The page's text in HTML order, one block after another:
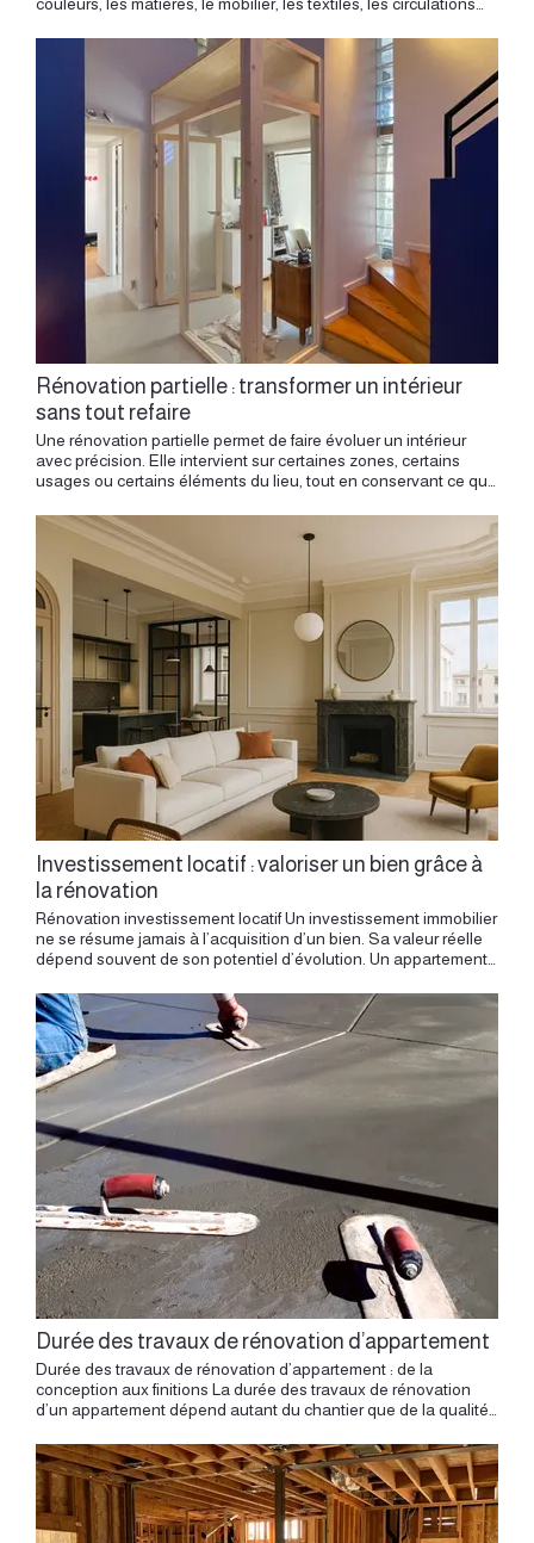
Rénovation partielle : transformer un intérieur
sans tout refaire
Une rénovation partielle permet de faire évoluer un intérieur avec précision. Elle intervient sur certaines zones, certains usages ou certains éléments du lieu, tout en conservant ce qui fonctionne déjà. Cette approche s’adresse aux appartements, maisons ou espaces professionnels qui possèdent une base intéressante, mais qui demandent une nouvelle lecture pour gagner en confort, en cohérence et en identité. En architecture intérieure, la rénovation partielle commence par une observation attentive. Il s’agit de comprendre ce que le lieu offre déjà, puis de déterminer les transformations capables de produire le plus d’effet sur la qualité de vie. Le projet se construit alors par choix ciblés : une cuisine repensée, une entrée mieux structurée, une salle de bain plus agréable, une pièce de vie rééquilibrée, des rangements intégrés, une lumière mieux travaillée ou une palette de matières plus cohérente. Comprendre le principe d’une rénovation partielle La rénovation partielle agit sur une partie du lieu. Elle peut concerner une pièce complète, plusieurs zones reliées entre elles ou quelques éléments essentiels. Une rénovation partielle d’appartement permet de transformer les zones prioritaires sans engager une rénovation complète du bien. Cette intervention ciblée permet de transformer l’ambiance et les usages, avec une approche plus précise qu’une rénovation globale. Le projet peut prendre plusieurs formes. Réorganiser une cuisine ouverte, créer des rangements dans une entrée, repenser une salle de bain, transformer une chambre, travailler une circulation, intégrer un bureau, revoir l’éclairage ou harmoniser les matières. Chaque intervention doit être pensée dans une vision d’ensemble. Même lorsqu’une seule pièce est concernée, elle dialogue avec le reste du logement. Une cuisine ouverte influence le séjour. Une entrée donne le ton de tout l’appartement. Une salle de bain rénovée peut inspirer une nouvelle palette de matières. Un meuble sur mesure peut structurer plusieurs usages à la fois. Observer ce qui existe déjà La première étape consiste à regarder le lieu avec attention. Un intérieur possède souvent des qualités déjà présentes : une belle lumière, un parquet, une cheminée, une ouverture généreuse, une hauteur agréable, une circulation fluide ou un volume bien proportionné. La rénovation partielle prend appui sur ces éléments. L’objectif est de renforcer les qualités existantes, puis d’ajuster ce qui demande une nouvelle organisation. Cette lecture évite les gestes dispersés et donne une vraie direction au projet. Dans un appartement ancien, il peut s’agir de conserver le caractère du lieu tout en améliorant les usages. Dans un logement plus récent, la rénovation partielle peut apporter de la personnalité par les matières, la couleur et le mobilier sur mesure. Le projet avance avec justesse lorsqu’il part du réel. Identifier les zones à transformer Une rénovation partielle demande de choisir les bons points d’intervention. Certaines zones influencent fortement la perception globale d’un intérieur. L’entrée, la cuisine, la pièce de vie, les rangements, la lumière ou les circulations peuvent transformer l’expérience quotidienne. Le diagnostic permet de hiérarchiser les priorités. Une entrée mal organisée peut devenir un espace d’accueil fonctionnel et élégant. Une cuisine datée peut retrouver une place centrale dans la vie de l’appartement. Une salle de bain peut devenir plus confortable grâce à une nouvelle implantation, de meilleurs rangements et une lumière plus douce. Chaque zone doit être étudiée selon son impact. Une petite intervention bien placée peut modifier l’équilibre d’un lieu entier. Ce projet montre comment une intervention subtile peut redéfinir la perception d’un espace sans modifier entièrement les volumes existants. Repenser l’entrée L’entrée joue un rôle important dans une rénovation partielle. Elle accueille, oriente et organise les premiers gestes du quotidien. Elle peut aussi devenir un véritable espace d’identité. Un meuble sur mesure peut intégrer manteaux, chaussures, assise, miroir, vide-poches et niches décoratives. Une couleur peut marquer le seuil. Un éclairage doux peut créer une transition agréable entre extérieur et intérieur. L’entrée donne le ton du projet. Lorsqu’elle est pensée avec soin, elle rend le logement plus lisible dès les premiers mètres carrés. Elle améliore aussi le confort quotidien, car chaque objet trouve une place précise. Transformer la cuisine La cuisine est souvent au cœur d’une rénovation partielle. Elle concentre de nombreux usages : préparer, ranger, partager, discuter, recevoir. Son organisation influence directement la qualité de la pièce de vie, surtout lorsqu’elle est ouverte. Une rénovation partielle peut permettre de revoir l’implantation, les façades, le plan de travail, la crédence, les rangements, les éclairages ou la relation avec le séjour. Le projet doit trouver le bon équilibre entre confort d’usage et présence architecturale. Une cuisine peut devenir plus sobre, plus chaleureuse, plus graphique ou plus intégrée. Elle peut se fondre dans la pièce de vie ou devenir un élément fort du projet. Les matières jouent ici un rôle essentiel : bois, pierre, carrelage texturé, métal, peinture mate ou plan minéral donnent une identité à l’ensemble. Rééquilibrer la pièce de vie La pièce de vie rassemble plusieurs usages. Salon, salle à manger, lecture, détente, télétravail, réception, parfois cuisine ouverte : chaque fonction doit trouver sa place dans un ensemble fluide. Une rénovation partielle peut agir sur le plan du mobilier, la lumière, les rangements, les couleurs, les matières ou les points d’ancrage. Un meuble bas peut structurer le salon. Une bibliothèque peut donner de la profondeur à un mur. Une banquette peut créer un coin repas. Une suspension peut marquer une table. Un tapis peut définir une zone plus intime. La pièce de vie gagne en qualité lorsque chaque espace possède une fonction claire et une ambiance précise. Améliorer les rangements Les rangements transforment la manière de vivre un intérieur. Ils libèrent les surfaces, clarifient les circulations et rendent l’espace plus apaisé. Dans une rénovation partielle, ils représentent souvent un levier très efficace. Le mobilier sur mesure permet d’exploiter les hauteurs, les angles, les niches et les murs disponibles. Un placard d’entrée, une bibliothèque, une tête de lit, un dressing, un meuble TV, un bureau intégré ou une banquette avec rangement peuvent changer l’usage d’une pièce. Ces éléments doivent être dessinés comme des parties du projet architectural. Ils structurent le lieu autant qu’ils répondent aux besoins pratiques. Rénover une salle de bain La salle de bain concentre des usages quotidiens essentiels. Une rénovation partielle peut transformer cette pièce en profondeur grâce à une nouvelle implantation, des matériaux mieux choisis, des rangements adaptés et un éclairage plus précis. Le confort se joue dans les détails. Une vasque bien placée, une douche confortable, une niche intégrée, un miroir éclairé, une robinetterie choisie, un sol agréable, une faïence texturée ou une teinte douce peuvent transformer la perception de la pièce. La salle de bain doit rester pratique, mais elle peut aussi devenir un espace plus sensible. Les matières, la lumière et les proportions créent une atmosphère plus calme et plus agréable. Créer une chambre plus apaisante La chambre peut évoluer avec des interventions ciblées. Une tête de lit sur mesure, une couleur enveloppante, des rideaux pleine hauteur, des liseuses intégrées, un tapis, un dressing ou une meilleure implantation du lit peuvent modifier toute l’ambiance. Cette pièce demande une attention particulière à la lumière, aux matières et aux rangements. La rénovation partielle permet de créer un espace plus intime, plus doux et plus confortable. La tête de lit peut devenir un élément architectural, intégrant chevets, prises, éclairage et niches. La chambre gagne en qualité lorsque chaque élément accompagne le repos. Travailler la lumière La lumière est un outil central dans une rénovation partielle. Elle permet de transformer une ambiance, de valoriser une matière, d’adoucir un volume ou de structurer les usages. Une pièce peut être repensée par une nouvelle composition lumineuse : suspension, applique, lampe à poser, liseuse, bandeau intégré, éclairage indirect ou spot orientable. Le choix des températures de lumière, des intensités et des emplacements doit accompagner les moments de vie. Dans un séjour, plusieurs sources donnent de la souplesse. Dans une cuisine, la lumière doit accompagner les gestes. Dans une chambre, elle doit créer une ambiance plus douce. Dans une entrée, elle doit accueillir et orienter. Harmoniser les matières Une rénovation partielle réussie repose sur une palette cohérente. Les matières doivent dialoguer avec l’existant et les nouveaux éléments du projet. Bois, pierre, textile, peinture mate, métal, carrelage, enduit ou verre texturé peuvent créer une nouvelle identité. L’objectif est de relier les pièces entre elles. Une essence de bois peut revenir dans l’entrée et le séjour. Une teinte peut relier la cuisine et la salle à manger. Un métal peut se retrouver dans les poignées, les luminaires et la robinetterie. Un textile peut adoucir l’ensemble. Cette cohérence donne au projet une lecture plus fluide. Penser la couleur comme un outil spatial La couleur permet de transformer un intérieur avec précision. Elle peut souligner un volume, créer un point focal, agrandir une perception, rendre une pièce plus enveloppante ou donner une identité à une zone. Dans une rénovation partielle, la couleur doit être choisie à partir de la lumière et des matières existantes. Un ton doux peut apaiser une chambre. Une teinte profonde peut donner du caractère à une entrée. Un blanc chaud peut relier plusieurs pièces. Une couleur minérale peut accompagner un bois ou une pierre. La couleur devient un outil d’architecture intéri
Investissement locatif : valoriser un bien grâce à
la rénovation
Rénovation investissement locatif Un investissement immobilier ne se résume jamais à l’acquisition d’un bien. Sa valeur réelle dépend souvent de son potentiel d’évolution. Un appartement ancien mal distribué, un espace sous-exploité ou un bien nécessitant une nouvelle lecture architecturale peuvent révéler une valeur bien supérieure à leur état initial. L’architecture intérieure joue ici un rôle déterminant. Elle ne consiste pas uniquement à améliorer l’apparence du lieu. Elle permet de repenser les usages, optimiser les volumes, renforcer l’attractivité du bien et construire une valeur durable. Valoriser un bien grâce à la rénovation consiste à révéler ce que l’état initial ne montre pas encore : une meilleure distribution, une qualité d’usage plus claire et une identité capable de séduire durablement. Dans un projet d’investissement locatif, chaque décision influence directement la perception du futur occupant. Confort. Fluidité. Fonctionnalité. Identité du lieu. Qualité perçue. Un bien bien pensé se démarque immédiatement. À Lyon, où la demande locative reste particulièrement dynamique, la rénovation devient souvent un levier majeur de valorisation immobilière. Le potentiel d’un bien dépasse souvent son état actuel Un appartement ancien peut sembler limité au premier regard. Pièces cloisonnées. Circulations incohérentes. Cuisine isolée. Manque de lumière. Volumes mal exploités. Absence de rangements. Ces limites apparentes masquent souvent un potentiel important. Le rôle de l’architecte consiste à observer autrement. Avant toute intervention, il faut comprendre ce que l’espace peut devenir. Évaluer le potentiel d’un bien avant d’investir permet de distinguer les limites réelles du logement de celles qui peuvent être levées par une nouvelle lecture des volumes. Certaines transformations simples modifient profondément la perception du bien. Une nouvelle distribution. Une meilleure hiérarchie des espaces. Une fluidité plus naturelle. Une organisation plus contemporaine. La valeur immobilière dépend souvent de cette nouvelle lecture. Valoriser un bien consiste d’abord à optimiser les usages Dans un investissement locatif, chaque mètre carré possède une importance particulière. Un espace inutilisé réduit directement le potentiel du bien. L’architecture intérieure permet précisément d’améliorer cette efficacité spatiale. Quelques leviers reviennent régulièrement : créer davantage de rangements intégrés optimiser les circulations ouvrir certaines perspectives simplifier la distribution intégrer plusieurs fonctions dans un même volume améliorer la flexibilité de certains espaces Le projet cherche avant tout à rendre le logement plus évident à habiter. Optimiser les volumes et les usages dès la conception permet de tester les bonnes distributions, de hiérarchiser les fonctions et de donner plus de valeur à chaque mètre carré. L’efficacité naît souvent de cette simplicité apparente. L’attractivité du bien influence directement sa valeur perçue Deux appartements comparables peuvent produire des perceptions radicalement différentes. Le premier semble ordinaire. Le second paraît immédiatement plus qualitatif. Pourtant, la surface reste identique. Cette différence repose souvent sur la qualité spatiale. Un intérieur cohérent crée une meilleure première impression. La lumière circule mieux. Les volumes semblent plus généreux. Les usages apparaissent plus fluides. Le bien devient naturellement plus désirable. L’architecture intérieure agit précisément sur cette perception immédiate. Une rénovation bien pensée améliore durablement l’expérience d’usage Un logement destiné à la location doit rester simple, fonctionnel et durable. Le projet ne cherche pas uniquement à séduire visuellement. Il doit produire une expérience quotidienne confortable. Le futur occupant doit percevoir immédiatement : une circulation naturelle une organisation intuitive des volumes bien proportionnés un bon niveau de confort une identité agréable à vivre une logique spatiale évidente Un bien bien conçu facilite naturellement son appropriation. Cette qualité influence directement son attractivité. Adapter le projet au type d’investissement Tous les projets locatifs ne répondent pas aux mêmes objectifs. Chaque stratégie influence la conception intérieure. Location longue durée Le projet privilégie généralement durabilité et polyvalence. Location meublée L’aménagement doit intégrer davantage de fonctions dès le départ. Location courte durée L’identité visuelle devient plus importante. Colocation L’équilibre entre espaces privés et espaces communs devient central. Investissement patrimonial La valorisation du bien sur le long terme influence fortement les choix architecturaux. Chaque projet demande donc une réponse spécifique. Les petites surfaces offrent souvent un fort potentiel d’optimisation À Lyon, une grande partie des investissements concerne des surfaces relativement compactes. Studios. T2. Appartements anciens divisés. Petites surfaces en centre-ville. Dans ces projets, l’optimisation devient particulièrement importante. Chaque centimètre influence directement la qualité du lieu. Quelques ajustements peuvent produire des transformations considérables. Mobilier intégré. Double usage. Rangements invisibles. Optimisation des circulations. Organisation plus compacte. L’architecture intérieure permet précisément de révéler cette valeur cachée. Le projet optimiser un studio pour la location saisonnière à Lyon Croix-Rousse montre comment une petite surface peut devenir plus lisible, plus fonctionnelle et plus attractive grâce à une organisation précise. Le patrimoine lyonnais demande souvent une lecture spécifique Lyon possède un patrimoine immobilier très particulier. De nombreux projets concernent des appartements anciens présentant des contraintes spécifiques. Appartements canuts de Croix-Rousse Les grandes hauteurs permettent des solutions spatiales très intéressantes. Appartements anciens de Presqu’île Les distributions historiques peuvent être largement optimisées. Immeubles anciens du centre-ville Les réseaux techniques et contraintes structurelles demandent une lecture attentive. Appartements haussmanniens Le patrimoine existant peut devenir un véritable levier de valorisation. Comprendre ces spécificités influence directement la qualité du projet. Le budget doit être pensé comme un levier de valorisation Dans un projet d’investissement, chaque décision budgétaire influence la rentabilité globale. Le projet architectural permet d’arbitrer intelligemment les priorités. Certains investissements produisent une forte valeur perçue. D’autres influencent davantage la durabilité du bien. Certaines interventions améliorent immédiatement l’attractivité locative. Le rôle de l’architecte consiste à hiérarchiser ces choix. L’objectif consiste à construire le meilleur équilibre entre investissement initial et valorisation durable. La réflexion précède toujours les décisions budgétaires. Le sur-mesure permet souvent d’augmenter la qualité perçue Dans certaines surfaces compactes, quelques éléments sur mesure transforment radicalement l’expérience du lieu. Bibliothèque intégrée. Cuisine parfaitement dimensionnée. Mobilier multifonction. Rangements toute hauteur. Coin bureau intégré. Mezzanine sur mesure. Banquette intégrée. Ces interventions améliorent immédiatement la perception globale. Le logement paraît plus qualitatif. Plus cohérent. Plus confortable. La valeur perçue augmente naturellement. Un bien cohérent se loue souvent plus facilement L’architecture influence directement la désirabilité. Un appartement équilibré produit une meilleure première impression. La visite devient plus fluide. Les volumes paraissent plus généreux. Le confort semble immédiatement perceptible. Le lieu inspire davantage confiance. Le futur occupant projette plus facilement son quotidien. Le projet transformer un appartement locatif à Croix-Rousse illustre cette logique : donner au bien une identité plus affirmée, une lecture plus claire et une présence capable de le distinguer dès la visite. Cette dimension reste souvent invisible. Et pourtant, elle influence directement la rapidité de commercialisation du bien. L’espace devient naturellement plus attractif. La rénovation construit une valeur durable Un projet d’investissement ne doit pas être pensé uniquement à court terme. Un bien immobilier accompagne souvent plusieurs cycles d’occupation. La qualité de conception influence durablement sa performance globale. Le lieu doit conserver : une cohérence durable une certaine neutralité esthétique une bonne capacité d’évolution des usages simples un entretien facilité une qualité perçue stable dans le temps Le projet architectural permet précisément d’anticiper cette temporalité longue. Valoriser un bien consiste à révéler son potentiel caché Rénovation investissement locatif Un appartement possède souvent davantage de valeur que ce que son état initial laisse percevoir. Le rôle de l’architecte consiste à révéler cette valeur latente. Observer. Comprendre. Réorganiser. Optimiser. Structurer. Fluidifier. Projeter. L’investissement locatif ne repose pas uniquement sur l’acquisition. Il repose aussi sur la capacité à révéler intelligemment le potentiel du bien. Et cette valorisation commence toujours par une lecture architecturale précise de l’espace. Pourquoi rénover un bien destiné à la location ? La rénovation permet d’améliorer l’attractivité, le confort et la valeur perçue du bien. Un logement mieux distribué, plus lumineux, plus fonctionnel et plus cohérent se démarque plus facilement. Pour un investissement locatif, l’architecture intérieure peut transformer un bien ordinaire en lieu plus désirable et plus durable. Quels travaux privilégier pour valoriser un logement locatif ? Les priorités concernent souvent la distribution, la cuisine, la salle de bain, les rangements, l’éclairage, les sols et la qualité des finitions. L’objectif est de créer un logement robuste, agréable et f
Durée des travaux de rénovation d’appartement
Durée des travaux de rénovation d’appartement : de la conception aux finitions La durée des travaux de rénovation d’un appartement dépend autant du chantier que de la qualité de la préparation. Avant les premières interventions, un projet se construit par le regard, les choix, les plans, les arbitrages et l’organisation. Ce temps en amont donne au chantier une direction plus claire. Rénover un appartement, c’est transformer un lieu existant avec ses qualités, ses contraintes et son histoire. Dans un appartement ancien à Lyon, un canut de la Croix-Rousse, un logement haussmannien, un bien familial ou un appartement en VEFA, chaque projet possède son propre rythme. La durée des travaux varie selon la surface, l’état du bien, la complexité des transformations, le niveau de finition, les commandes, les entreprises mobilisées et la vie de l’immeuble. Comprendre ces étapes permet d’aborder le projet avec sérénité, méthode et plaisir. Une rénovation complète d’appartement demande une vision globale pour organiser les travaux, les corps d’état et les choix d’aménagement dans le bon ordre. Le temps du chantier commence avec la conception Un chantier fluide se prépare bien avant l’arrivée des entreprises. La première durée à considérer concerne la conception. C’est le temps de l’écoute, de l’analyse, des plans, des intentions, des matières et des choix structurants. Cette phase permet de comprendre le lieu et de définir ce qui doit être transformé. Elle donne une vision au projet : ouvrir une pièce de vie, créer une chambre, déplacer une cuisine, repenser une salle de bain, intégrer des rangements, révéler une lumière, créer une ambiance plus personnelle. Plus la conception est précise, plus le chantier gagne en lisibilité. Les entreprises peuvent travailler à partir d’une base claire. Les décisions deviennent plus fluides. Le projet conserve sa cohérence du premier dessin jusqu’au dernier détail. Une durée liée à l’ampleur du projet La durée des travaux dépend d’abord du niveau d’intervention. Une rénovation légère peut concerner les peintures, les sols, quelques menuiseries, l’éclairage ou des ajustements ciblés. Une rénovation partielle peut transformer une cuisine, une salle de bain, une entrée, une pièce de vie ou une suite parentale. Une rénovation complète implique souvent plusieurs corps de métiers : démolition, électricité, plomberie, chauffage, cloisons, sols, peinture, menuiserie intérieure, cuisine, salle de bain et mobilier intégré. Une rénovation haut de gamme ajoute un temps plus important pour les détails, les matières, les finitions, les commandes spécifiques et les éléments sur mesure. Chaque niveau de projet possède donc son propre calendrier. Les grandes durées à anticiper Pour une rénovation légère, les travaux peuvent souvent s’organiser sur quelques semaines. Pour une rénovation partielle, il faut généralement compter plusieurs semaines, selon les pièces concernées et la coordination des entreprises. Pour une rénovation complète d’appartement, la durée peut s’étendre sur plusieurs mois, surtout lorsque les réseaux, les sols, la distribution, la cuisine et la salle de bain sont repris dans leur ensemble. Ces repères restent indicatifs. La durée réelle dépend du lieu, de son état, des accès, des commandes, des entreprises et du niveau d’exigence attendu. Un appartement ancien avec parquet à reprendre, réseaux à déplacer, menuiseries sur mesure et copropriété active demande un rythme différent d’un logement récent avec interventions plus ciblées. Le relevé et l’analyse du lieu Avant de parler de travaux, il faut relever et analyser l’appartement. Cette étape consiste à comprendre les dimensions, les hauteurs, les ouvertures, les murs, les réseaux, les matériaux existants, les contraintes techniques et la lumière. Dans un appartement lyonnais ancien, cette lecture prend une importance particulière. Les murs porteurs, les cheminées, les planchers, les gaines techniques, les évacuations, la ventilation et les éléments patrimoniaux peuvent orienter fortement le projet. Cette analyse permet d’anticiper les sujets importants. Elle donne une base plus fiable à la conception, puis au calendrier de travaux. La conception : un temps précieux La conception demande un temps calme et structuré. Elle permet d’imaginer plusieurs scénarios, de comparer les possibilités, de valider une direction et de préciser les choix. L’APS pose les grandes lignes : distribution, circulation, usages, volumes, premières ambiances. L’APD approfondit le projet : matières, mobilier intégré, plans détaillés, implantations, lumière, détails et cohérence générale. Ce temps donne au client une vision claire de son futur intérieur. Il permet aussi de préparer la suite avec plus de précision. Une décision prise au bon moment en conception peut faire gagner beaucoup de fluidité pendant le chantier. Le dossier de consultation Le dossier de consultation permet de transmettre le projet aux entreprises. Il rassemble les plans, les descriptifs, les intentions, les détails utiles, les références matières et les informations nécessaires au chiffrage. Cette étape influence directement la durée globale du projet. Un dossier clair aide les entreprises à comprendre les attentes, à formuler des devis plus précis et à organiser leur intervention. Le temps consacré à cette préparation apporte de la cohérence. Il permet de comparer les propositions, d’ajuster certains choix et de construire un calendrier plus réaliste. Le choix des entreprises Le choix des entreprises demande une vraie attention. La disponibilité des intervenants influence souvent le démarrage du chantier. Une entreprise sérieuse peut avoir un planning rempli plusieurs semaines à l’avance. Cette attente fait partie du projet. Elle permet de sélectionner les bons interlocuteurs, ceux qui comprennent le niveau de détail attendu, les contraintes du lieu et l’esprit du projet. Dans une rénovation d’appartement, la qualité de la coordination entre les entreprises joue un rôle essentiel. Électricien, plombier, plaquiste, menuisier, peintre, carreleur, cuisiniste et autres intervenants doivent avancer dans un ordre précis. Le calendrier se construit autour de cette orchestration. Les autorisations et la copropriété Un appartement s’inscrit dans un immeuble. La copropriété peut influencer les délais, surtout lorsque le projet touche à des éléments communs, des réseaux, des murs porteurs, des évacuations, des conduits, des accès ou des horaires d’intervention. Certains sujets demandent des validations en amont. Le règlement de copropriété, les échanges avec le syndic, les informations aux voisins, les protections des parties communes et les conditions de livraison doivent être intégrés au planning. Cette préparation donne un cadre plus serein au chantier. Dans un immeuble ancien à Lyon, elle permet aussi de respecter le lieu et ceux qui l’habitent. Les commandes et les délais fournisseurs La durée des travaux dépend aussi des commandes. Cuisine, carrelage, robinetterie, luminaires, parquet, mobilier sur mesure, plans de travail, portes, verrières, appareils sanitaires ou électroménager peuvent avoir des délais différents. Certains choix doivent être validés tôt pour s’intégrer au calendrier. Une cuisine sur mesure, une menuiserie spécifique ou une matière particulière demandent souvent un temps de fabrication. L’anticipation devient alors essentielle. Elle permet d’accorder la conception, les devis, les commandes et les interventions sur site. La démolition et la préparation La première phase visible du chantier concerne souvent la démolition, la dépose et la préparation. Cette étape libère le volume et révèle parfois des informations cachées : état des murs, réseaux existants, planchers, cloisons, anciennes installations. Dans une rénovation, le lieu parle aussi pendant le chantier. Certaines découvertes peuvent ajuster le rythme du projet. Une bonne préparation permet d’aborder ces moments avec souplesse et méthode. Le chantier gagne en qualité lorsque les décisions restent alignées avec la vision dessinée en amont. Les réseaux techniques Électricité, plomberie, chauffage, ventilation et évacuations structurent fortement la durée d’un chantier. Ces interventions doivent être coordonnées avec les plans d’aménagement. Le déplacement d’une cuisine ou d’une salle de bain demande une attention particulière aux arrivées d’eau, aux évacuations, aux pentes, à la ventilation et aux contraintes de l’immeuble. L’électricité accompagne aussi les usages et l’ambiance. Prises, interrupteurs, éclairages, appliques, bandeaux lumineux, commandes et points techniques doivent être prévus avec précision. Ces réseaux restent souvent invisibles une fois le projet terminé, mais ils conditionnent le confort quotidien. Les cloisons, les sols et les plafonds Après les réseaux vient le temps des volumes. Les cloisons, les doublages, les faux plafonds, les reprises de sols et les supports donnent sa structure au projet. Cette phase transforme déjà la perception de l’appartement. Les nouvelles pièces apparaissent. Les circulations deviennent lisibles. Les ouvertures prennent leur place. Les proportions se précisent. Les sols jouent aussi un rôle important dans la durée. Déposer, reprendre, niveler, poser un parquet, un carrelage ou un revêtement continu demande un temps adapté aux matériaux et aux contraintes du support. Chaque couche prépare la qualité finale. La menuiserie intérieure et le sur mesure Le mobilier sur mesure influence fortement le calendrier. Bibliothèque, dressing, cuisine, banquette, meuble d’entrée, tête de lit, rangement toute hauteur ou escalier intégré demandent conception, plans, fabrication et pose. Ce temps donne au projet une dimension très personnelle. La menuiserie sur mesure permet d’optimiser l’espace, d’intégrer les usages et de créer une vraie continuité architecturale. Dans un appartement compact, elle peut transformer chaque mètre carré. Dans un volume ancien, elle peut dialoguer avec les